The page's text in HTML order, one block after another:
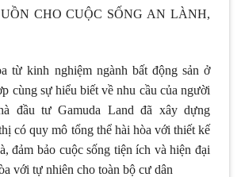
CHO CUỘC SỐNG AN LÀNH,
từ kinh nghiệm ngành bất động sản ở
cùng sự hiểu biết về nhu cầu của người
đầu tư Gamuda Land đã xây dựng
có quy mô tổng thể hài hòa với thiết kế
đảm bảo cuộc sống tiện ích và hiện đại
với tự nhiên cho toàn bộ cư dân